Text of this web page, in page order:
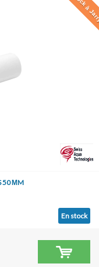
50 ΜM
En stock